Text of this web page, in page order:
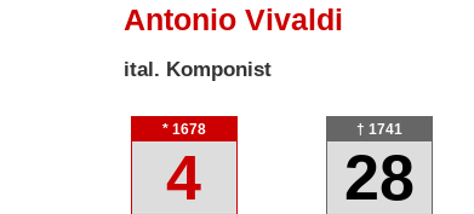
Antonio Vivaldi
ital. Komponist
* 1678
4
† 1741
28